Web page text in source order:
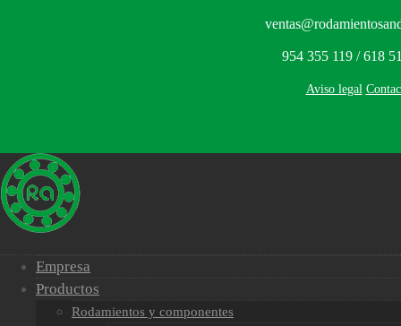
954 355 119 / 618
Aviso legal
Empresa
Productos
Rodamientos y componentes